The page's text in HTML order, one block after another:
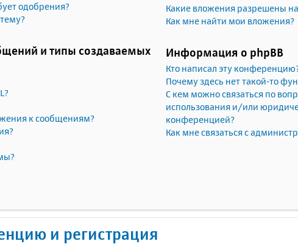
одобрения?
и типы создаваемых
к сообщениям?
Какие вложения разрешены
Как мне найти мои вложения?
Информация о phpBB
Кто написал эту
Почему здесь нет такой-то
С кем можно связаться по
использования и/или
конференцией?
Как мне связаться с
и регистрация